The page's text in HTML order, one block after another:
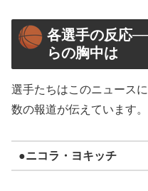
各選手の反応
らの胸中は
選手たちはこのニュース
数の報道が伝えています。
●ニコラ・ヨキッチ